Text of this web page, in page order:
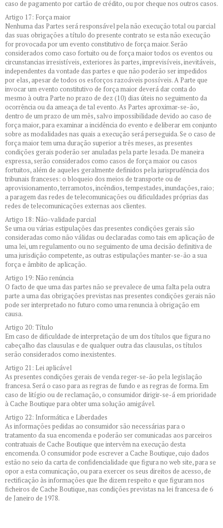
caso de pagamento por cartão de crédito, ou por cheque nos outros casos.
Artigo 17: Força maior
Nenhuma das Partes será responsável pela não execução total ou parcial
das suas obrigações a título do presente contrato se esta não execução
for provocada por um evento constitutivo de força maior. Serão
considerados como caso fortuito ou de força maior todos os eventos ou
circunstancias irresistíveis, exteriores às partes, imprevisíveis, inevitáveis,
independentes da vontade das partes e que não poderão ser impedidos
por elas, apesar de todos os esforços razoáveis possíveis. A Parte que
invocar um evento constitutivo de força maior deverá dar conta do
mesmo à outra Parte no prazo de dez (10) dias úteis no seguimento da
ocorrência ou da ameaça de tal evento. As Partes aproximar-se-ão,
dentro de um prazo de um mês, salvo impossibilidade devido ao caso de
força maior, para examinar a incidência do evento e deliberar em conjunto
sobre as modalidades nas quais a execução será perseguida. Se o caso de
força maior tem uma duração superior a três meses, as presentes
condições gerais poderão ser anuladas pela parte lesada. De maneira
expressa, serão considerados como casos de força maior ou casos
fortuitos, além de aqueles geralmente definidos pela jurisprudência dos
tribunais franceses: o bloqueio dos meios de transporte ou de
aprovisionamento, terramotos, incêndios, tempestades, inundações, raio;
a paragem das redes de telecomunicações ou dificuldades próprias das
redes de telecomunicações externas aos clientes.
Artigo 18: Não-validade parcial
Se uma ou várias estipulações das presentes condições gerais são
consideradas como não válidas ou declaradas como tais em aplicação de
uma lei, um regulamento ou no seguimento de uma decisão definitiva de
uma jurisdição competente, as outras estipulações manter-se-ão a sua
força e âmbito de aplicação.
Artigo 19: Não renúncia
O facto de que uma das partes não se prevalece de uma falta pela outra
parte a uma das obrigações previstas nas presentes condições gerais não
pode ser interpretado no futuro como uma renuncia à obrigação em
causa.
Artigo 20: Título
Em caso de dificuldade de interpretação de um dos títulos que figura no
cabeçalho das clausulas e de qualquer outra das clausulas, os títulos
serão considerados como inexistentes.
Artigo 21: Lei aplicável
As presentes condições gerais de venda reger-se-ão pela legislação
francesa. Será o caso para as regras de fundo e as regras de forma. Em
caso de litígio ou de reclamação, o consumidor dirigir-se-á em prioridade
à Cache Boutique para obter uma solução amigável.
Artigo 22: Informática e Liberdades
As informações pedidas ao consumidor são necessárias para o
tratamento da sua encomenda e poderão ser comunicadas aos parceiros
contratuais de Cache Boutique que intervêm na execução desta
encomenda. O consumidor pode escrever a Cache Boutique, cujo dados
estão no seio da carta de confidencialidade que figura no web site, para se
opor a esta comunicação, ou para exercer os seus direitos de acesso, de
rectificação às informações que lhe dizem respeito e que figuram nos
ficheiros de Cache Boutique, nas condições previstas na lei francesa de 6
de Janeiro de 1978.